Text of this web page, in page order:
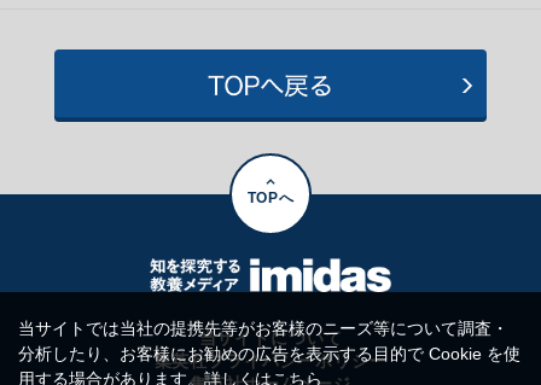
TOPへ
当サイトについて
集英社プライバシーポリシー
当サイトでは当社の提携先等がお客様のニーズ等について調査・
分析したり、お客様にお勧めの広告を表示する目的で Cookie を使
用する場合があります。詳しくはこちら